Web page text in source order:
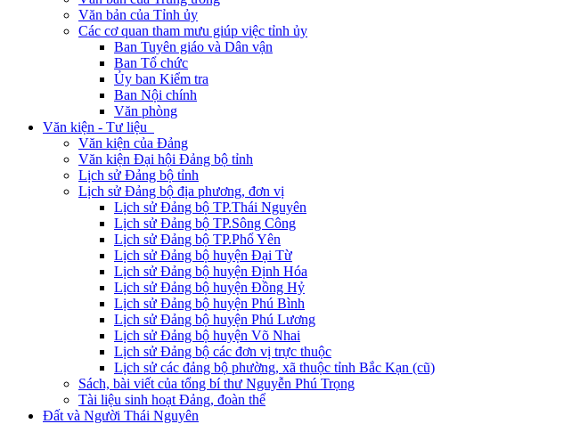
Văn bản của Tỉnh ủy
Các cơ quan tham mưu giúp việc tỉnh ủy
Ban Tuyên giáo và Dân vận
Ban Tổ chức
Ủy ban Kiểm tra
Ban Nội chính
Văn phòng
Văn kiện - Tư liệu
Văn kiện của Đảng
Văn kiện Đại hội Đảng bộ tỉnh
Lịch sử Đảng bộ tỉnh
Lịch sử Đảng bộ địa phương, đơn vị
Lịch sử Đảng bộ TP.Thái Nguyên
Lịch sử Đảng bộ TP.Sông Công
Lịch sử Đảng bộ TP.Phổ Yên
Lịch sử Đảng bộ huyện Đại Từ
Lịch sử Đảng bộ huyện Định Hóa
Lịch sử Đảng bộ huyện Đồng Hỷ
Lịch sử Đảng bộ huyện Phú Bình
Lịch sử Đảng bộ huyện Phú Lương
Lịch sử Đảng bộ huyện Võ Nhai
Lịch sử Đảng bộ các đơn vị trực thuộc
Lịch sử các đảng bộ phường, xã thuộc tỉnh Bắc Kạn (cũ)
Sách, bài viết của tổng bí thư Nguyễn Phú Trọng
Tài liệu sinh hoạt Đảng, đoàn thể
Đất và Người Thái Nguyên